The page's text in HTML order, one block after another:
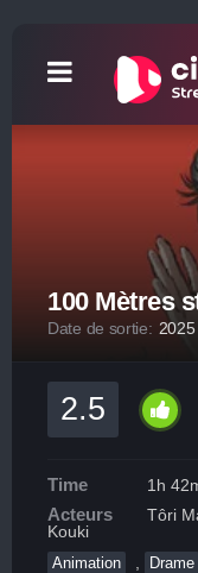
100 Mètres
Date de sortie: 2025
2.5
Time 1h
Acteurs
Tôri
Kouki
Animation Drame